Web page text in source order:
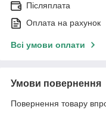
Післяплата
Оплата на рахунок
Всі умови оплати
Умови повернення
Повернення товару